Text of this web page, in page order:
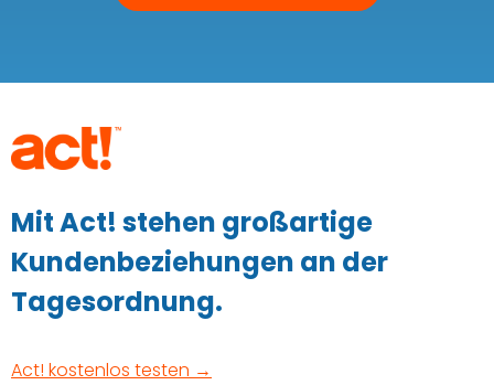
Mit Act! stehen großartige
Kundenbeziehungen an der
Tagesordnung.
Act! kostenlos testen →